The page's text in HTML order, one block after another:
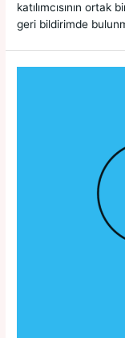
katılımcısının
geri bildirimde